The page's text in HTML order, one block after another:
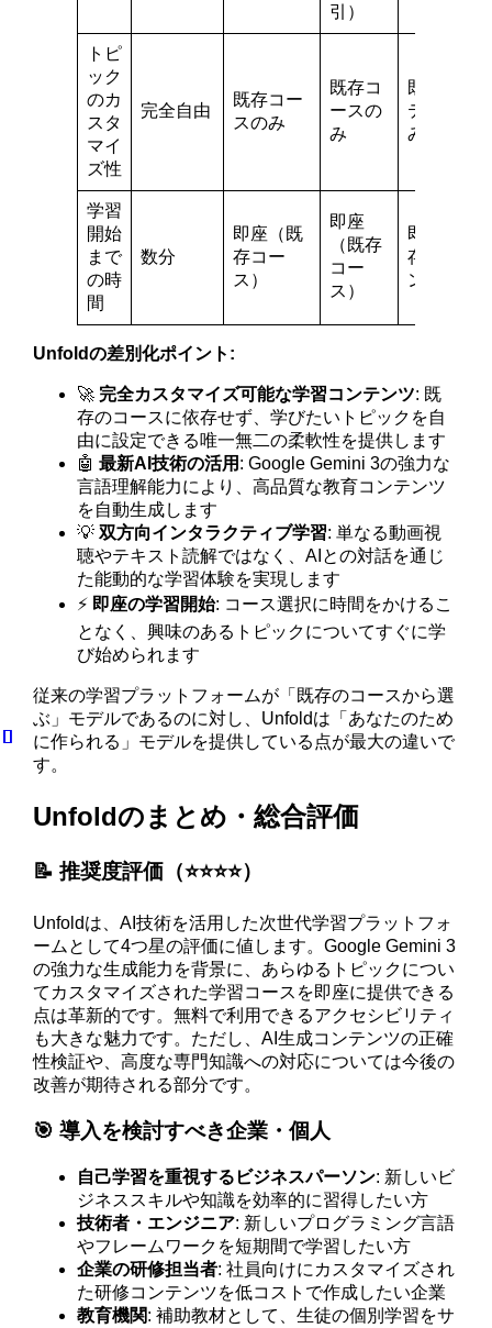
引）
トピ
ック
のカ
スタ
マイ
ズ性
完全自由
既存コー
スのみ
既存コ
ースの
み
既存コン
テンツの
み
学習
開始
まで
の時
間
数分
即座（既
存コー
ス）
即座
（既存
コー
ス）
即座（既
存コンテ
ンツ）
Unfoldの差別化ポイント:
🚀 完全カスタマイズ可能な学習コンテンツ: 既
存のコースに依存せず、学びたいトピックを自
由に設定できる唯一無二の柔軟性を提供します
🤖最新AI技術の活用 : Google Gemini 3の強力な
言語理解能力により、高品質な教育コンテンツ
を自動生成します
💡双方向インタラクティブ学習: 単なる動画視
聴やテキスト読解ではなく、AIとの対話を通じ
た能動的な学習体験を実現します
⚡ 即座の学習開始: コース選択に時間をかけるこ
となく、興味のあるトピックについてすぐに学
び始められます
従来の学習プラットフォームが「既存のコースから選
ぶ」モデルであるのに対し、Unfoldは「あなたのため
に作られる」モデルを提供している点が最大の違いで
す。
Unfoldのまとめ・総合評価
📝 推奨度評価（⭐️⭐️⭐️⭐️）
Unfoldは、AI技術を活用した次世代学習プラットフォ
ームとして4つ星の評価に値します。Google Gemini 3
の強力な生成能力を背景に、あらゆるトピックについ
てカスタマイズされた学習コースを即座に提供できる
点は革新的です。無料で利用できるアクセシビリティ
も大きな魅力です。ただし、AI生成コンテンツの正確
性検証や、高度な専門知識への対応については今後の
改善が期待される部分です。
🎯 導入を検討すべき企業・個人
自己学習を重視するビジネスパーソン: 新しいビ
ジネススキルや知識を効率的に習得したい方
技術者・エンジニア: 新しいプログラミング言語
やフレームワークを短期間で学習したい方
企業の研修担当者: 社員向けにカスタマイズされ
た研修コンテンツを低コストで作成したい企業
教育機関: 補助教材として、生徒の個別学習をサ